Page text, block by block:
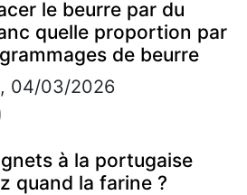
le beurre par du
quelle proportion par
de beurre
04/03/2026
à la portugaise
quand la farine ?